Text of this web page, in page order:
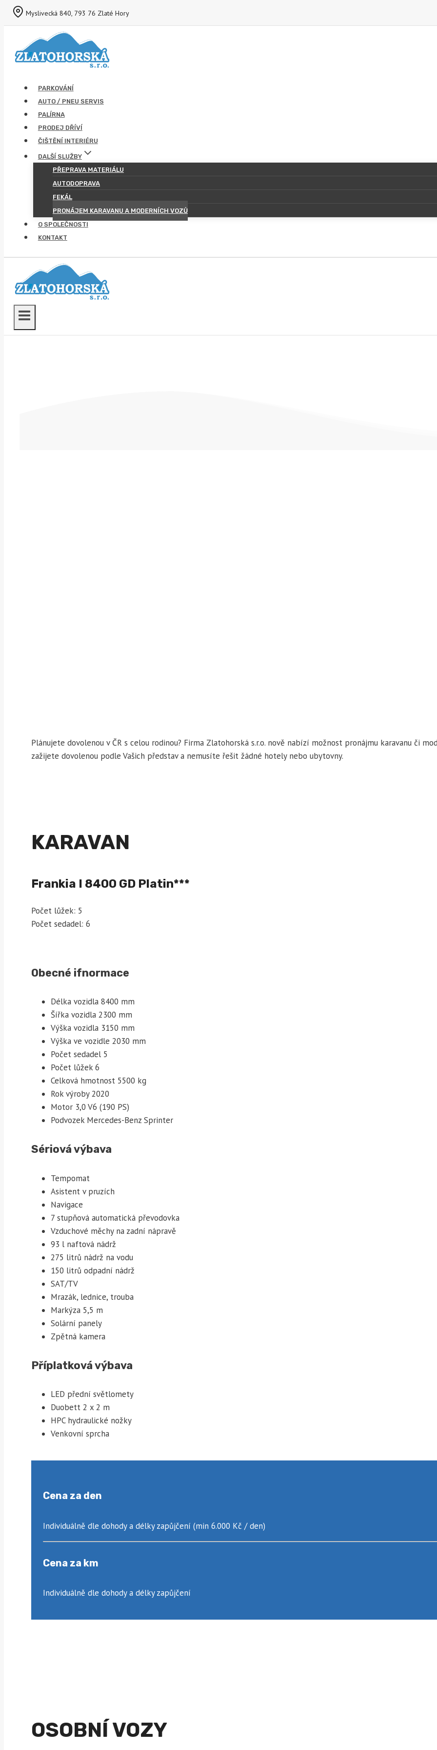
PřeskočitMyslivecká 840, 793 76 Zlaté Hory
PARKOVÁNÍ
AUTO / PNEU SERVIS
PALÍRNA
PRODEJ DŘÍVÍ
ČIŠTĚNÍ INTERIÉRU
DALŠÍ SLUŽBY
PŘEPRAVA MATERIÁLU
AUTODOPRAVA
FEKÁL
PRONÁJEM KARAVANU A MODERNÍCH VOZŮ
O SPOLEČNOSTI
KONTAKT
Plánujete dovolenou v ČR s celou rodinou? Firma Zlatohorská s.r.o. nově nabízí možnost pronájmu karavanu či
zažijete dovolenou podle Vašich představ a nemusíte řešit žádné hotely nebo ubytovny.
KARAVAN
Frankia I 8400 GD Platin***
Počet lůžek: 5
Počet sedadel: 6
Obecné ifnormace
Délka vozidla 8400 mm
Šířka vozidla 2300 mm
Výška vozidla 3150 mm
Výška ve vozidle 2030 mm
Počet sedadel 5
Počet lůžek 6
Celková hmotnost 5500 kg
Rok výroby 2020
Motor 3,0 V6 (190 PS)
Podvozek Mercedes-Benz Sprinter
Sériová výbava
Tempomat
Asistent v pruzích
Navigace
7 stupňová automatická převodovka
Vzduchové měchy na zadní nápravě
93 l naftová nádrž
275 litrů nádrž na vodu
150 litrů odpadní nádrž
SAT/TV
Mrazák, lednice, trouba
Markýza 5,5 m
Solární panely
Zpětná kamera
Příplatková výbava
LED přední světlomety
Duobett 2 x 2 m
HPC hydraulické nožky
Venkovní sprcha
Cena za den
Individuálně dle dohody a délky zapůjčení (min 6.000 Kč / den)
Cena za km
Individuálně dle dohody a délky zapůjčení
OSOBNÍ VOZY